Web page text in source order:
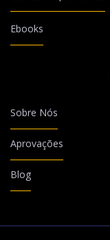
Ebooks
Sobre Nós
Aprovações
Blog